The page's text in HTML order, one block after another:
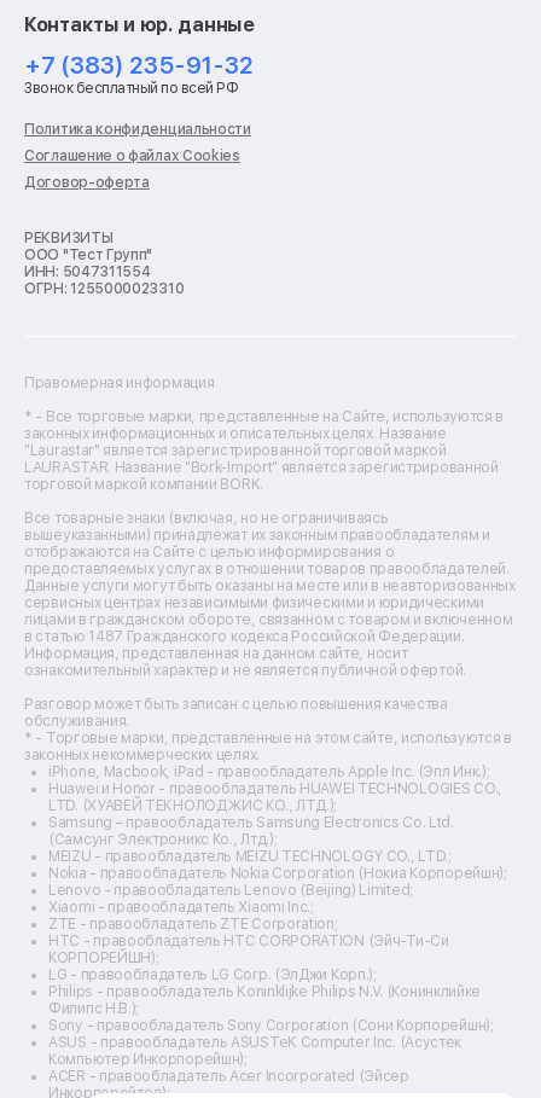
Ремонт роботов-пылесосов
Ремонт холодильников
Ремонт стиральных машин
Ремонт пылесосов
Ремонт варочных панелей
Ремонт духовых шкафов
Ремонт кондиционеров
Ремонт кухонных комбайнов
Ремонт морозильных камер
Ремонт отпаривателей
Ремонт плоттеров
Ремонт фенов
Ремонт цифровых биноклей
Ремонт тепловизоров
Ремонт массажных кресел
Ремонт водонагревателей
Ремонт вытяжек
Ремонт источников бесперебойного питания
Ремонт пароварок
Ремонт микшерных пультов
Ремонт dj-пультов
Ремонт кухонных плит
Ремонт стедикамов
Ремонт оптических прицелов
Ремонт электровелосипедов
Ремонт видеокамер
Ремонт эхолотов
Ремонт 3d-принтеров
Ремонт прицелов ночного видения
Ремонт винных шкафов
Ремонт выпрямителей
Ремонт сушилок для рук
Ремонт дальномеров
Ремонт снегоуборщиков
Контакты и юр. данные
+7 (383) 235-91-32
Звонок бесплатный по всей РФ
Политика конфиденциальности
Соглашение о файлах Cookies
Договор-оферта
РЕКВИЗИТЫ
ООО "Тест Групп"
ИНН: 5047311554
ОГРН: 1255000023310
Правомерная информация
* - Все торговые марки, представленные на Сайте, используются в
законных информационных и описательных целях. Название
"Laurastar" является зарегистрированной торговой маркой
LAURASTAR. Название "Bork-Import" является зарегистрированной
торговой маркой компании BORK.
Все товарные знаки (включая, но не ограничиваясь
вышеуказанными) принадлежат их законным правообладателям и
отображаются на Сайте с целью информирования о
предоставляемых услугах в отношении товаров правообладателей.
Данные услуги могут быть оказаны на месте или в неавторизованных
сервисных центрах независимыми физическими и юридическими
лицами в гражданском обороте, связанном с товаром и включенном
в статью 1487 Гражданского кодекса Российской Федерации.
Информация, представленная на данном сайте, носит
ознакомительный характер и не является публичной офертой.
Разговор может быть записан с целью повышения качества
обслуживания.
* - Торговые марки, представленные на этом сайте, используются в
законных некоммерческих целях.
iPhone, Macbook, iPad - правообладатель Apple Inc. (Эпл Инк.);
Huawei и Honor - правообладатель HUAWEI TECHNOLOGIES CO.,
LTD. (ХУАВЕЙ ТЕКНОЛОДЖИС КО., ЛТД.);
Samsung – правообладатель Samsung Electronics Co. Ltd.
(Самсунг Электроникс Ко., Лтд.);
MEIZU - правообладатель MEIZU TECHNOLOGY CO., LTD.;
Nokia - правообладатель Nokia Corporation (Нокиа Корпорейшн);
Lenovo - правообладатель Lenovo (Beijing) Limited;
Xiaomi - правообладатель Xiaomi Inc.;
ZTE - правообладатель ZTE Corporation;
HTC - правообладатель HTC CORPORATION (Эйч-Ти-Си
КОРПОРЕЙШН);
LG - правообладатель LG Corp. (ЭлДжи Корп.);
Philips - правообладатель Koninklijke Philips N.V. (Конинклийке
Филипс Н.В.);
Sony - правообладатель Sony Corporation (Сони Корпорейшн);
ASUS - правообладатель ASUSTeK Computer Inc. (Асустек
Компьютер Инкорпорейшн);
ACER - правообладатель Acer Incorporated (Эйсер
Инкорпорейтед);